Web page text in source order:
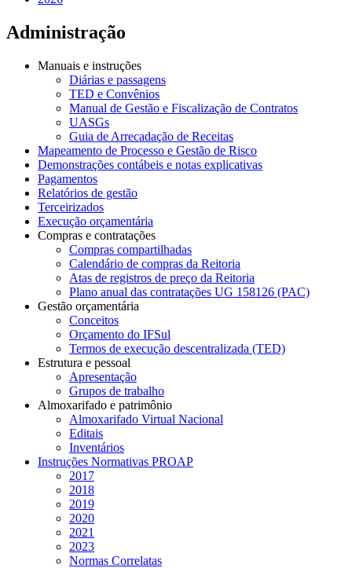
Administração
Manuais e instruções
Diárias e passagens
TED e Convênios
Manual de Gestão e Fiscalização de Contratos
UASGs
Guia de Arrecadação de Receitas
Mapeamento de Processo e Gestão de Risco
Demonstrações contábeis e notas explicativas
Pagamentos
Relatórios de gestão
Terceirizados
Execução orçamentária
Compras e contratações
Compras compartilhadas
Calendário de compras da Reitoria
Atas de registros de preço da Reitoria
Plano anual das contratações UG 158126 (PAC)
Gestão orçamentária
Conceitos
Orçamento do IFSul
Termos de execução descentralizada (TED)
Estrutura e pessoal
Apresentação
Grupos de trabalho
Almoxarifado e patrimônio
Almoxarifado Virtual Nacional
Editais
Inventários
Instruções Normativas PROAP
2017
2018
2019
2020
2021
2023
Normas Correlatas